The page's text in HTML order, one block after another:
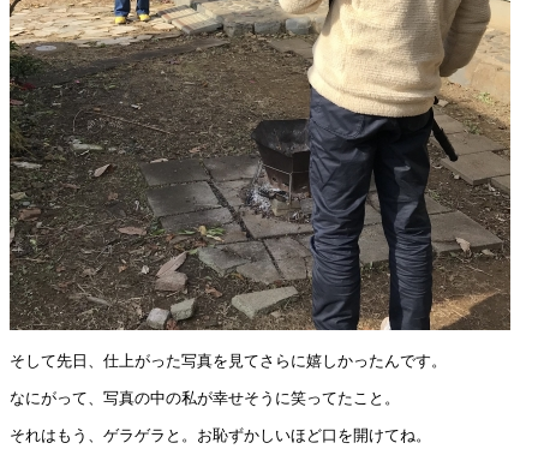
そして先日、仕上がった写真を見てさらに嬉しかったんです。
なにがって、写真の中の私が幸せそうに笑ってたこと。
それはもう、ゲラゲラと。お恥ずかしいほど口を開けてね。